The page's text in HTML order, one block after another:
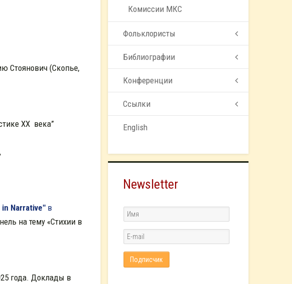
Стоянович (Скопье,
XX века”
Narrative" в
на тему «Стихии в
года. Доклады в
Комиссии МКС
Фольклористы
Библиографии
Конференции
Ссылки
English
Newsletter